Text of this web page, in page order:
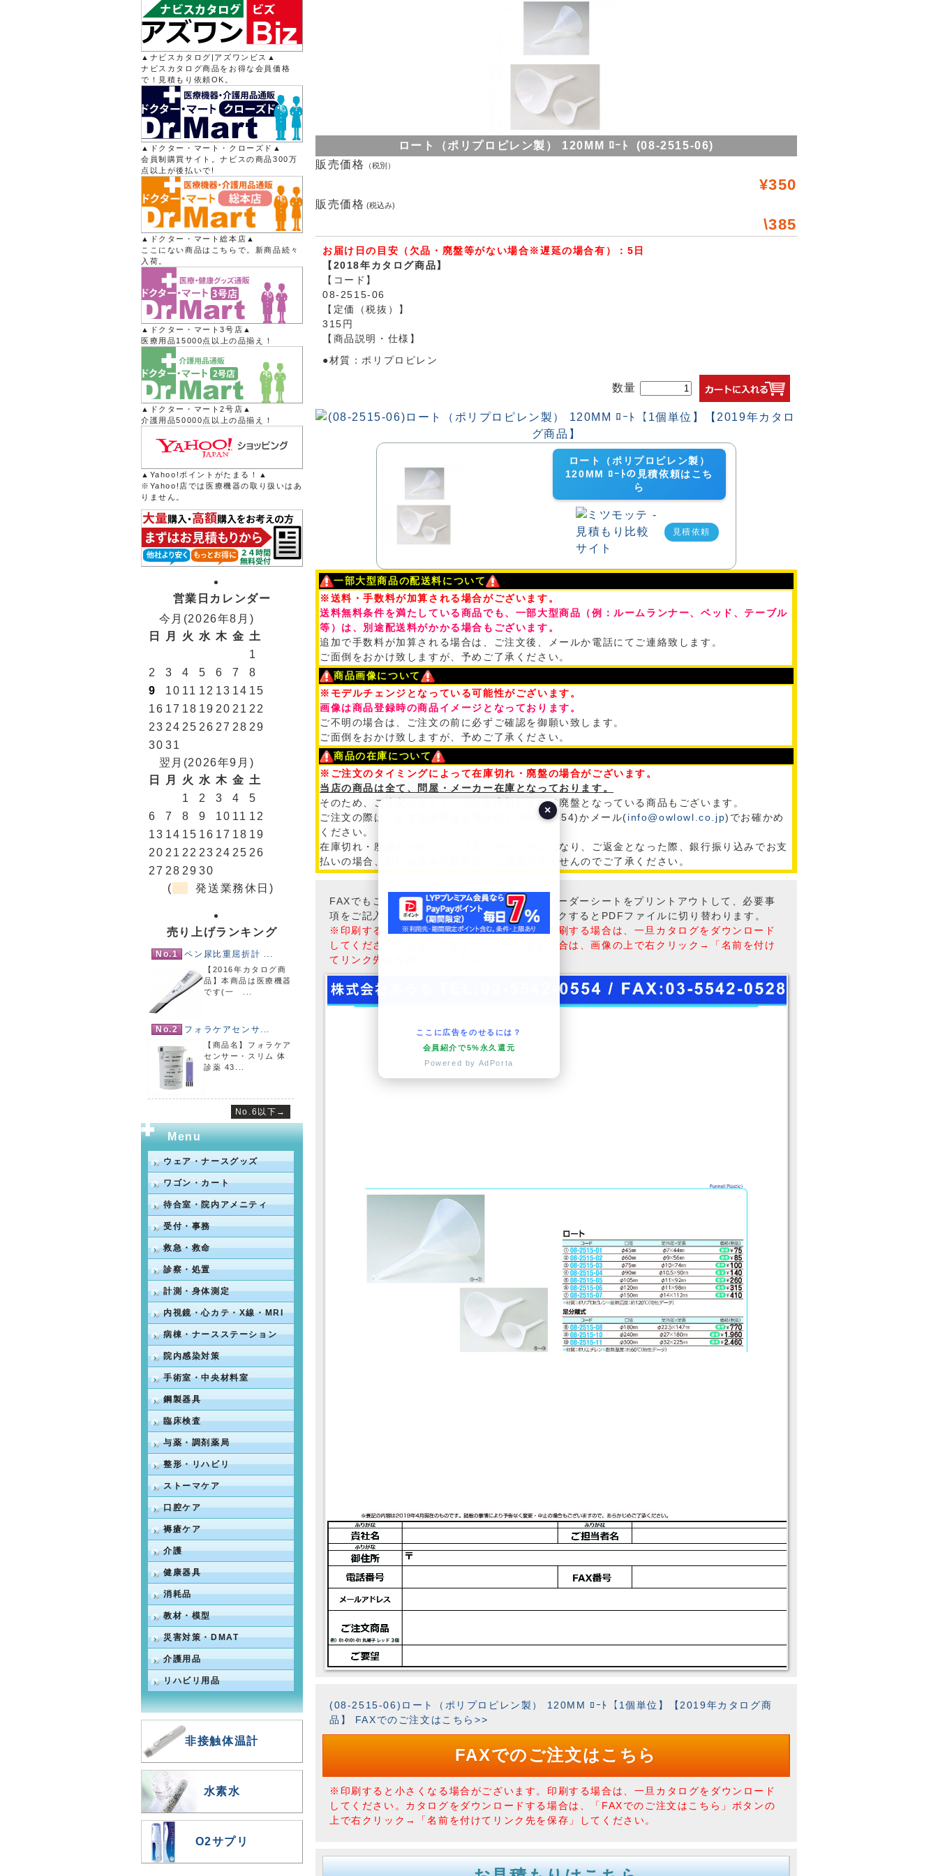
ロート（ポリプロピレン製） 120MM ﾛｰﾄ (08-2515-06)
販売価格
（税別）
¥350
販売価格 (税込み)
\385
お届け日の目安（欠品・廃盤等がない場合※遅延の場合有）：5日
【2018年カタログ商品】
【コード】
08-2515-06
【定価（税抜）】
315円
【商品説明・仕様】
●材質：ポリプロピレン
数量
ロート（ポリプロピレン製）
120MM ﾛｰﾄの見積依頼はこち
ら
見積依頼
一部大型商品の配送料について
※送料・手数料が加算される場合がございます。
送料無料条件を満たしている商品でも、一部大型商品（例：ルームランナー、ベッド、テーブル
等）は、別途配送料がかかる場合もございます。
追加で手数料が加算される場合は、ご注文後、メールか電話にてご連絡致します。
ご面倒をおかけ致しますが、予めご了承ください。
商品画像について
※モデルチェンジとなっている可能性がございます。
画像は商品登録時の商品イメージとなっております。
ご不明の場合は、ご注文の前に必ずご確認を御願い致します。
ご面倒をおかけ致しますが、予めご了承ください。
商品の在庫について
※ご注文のタイミングによって在庫切れ・廃盤の場合がございます。
当店の商品は全て、問屋・メーカー在庫となっております。
そのため、ご注文のタイミングで在庫切れまたは廃盤となっている商品もございます。
ご注文の際は、必ず在庫状況を電話(03-5542-0554)かメール(info@owlowl.co.jp)でお確かめ
ください。
在庫切れ・廃盤のために、ご注文がキャンセルになり、ご返金となった際、銀行振り込みでお支
払いの場合、銀行振込み手数料は、ご返金できませんのでご了承ください。
FAXでもご注文も承っております。こちらのオーダーシートをプリントアウトして、必要事
項をご記入の上、FAXしてください。※クリックするとPDFファイルに切り替わります。
※印刷すると小さくなる場合がございます。印刷する場合は、一旦カタログをダウンロード
してください。カタログをダウンロードする場合は、画像の上で右クリック→「名前を付け
てリンク先を保存」してください。
(08-2515-06)ロート（ポリプロピレン製） 120MM ﾛｰﾄ【1個単位】【2019年カタログ商
品】 FAXでのご注文はこちら>>
FAXでのご注文はこちら
※印刷すると小さくなる場合がございます。印刷する場合は、一旦カタログをダウンロード
してください。カタログをダウンロードする場合は、「FAXでのご注文はこちら」ボタンの
上で右クリック→「名前を付けてリンク先を保存」してください。
▲ナビスカタログ|アズワンビス▲
ナビスカタログ商品をお得な会員価格
で！見積もり依頼OK。
▲ドクター・マート・クローズド▲
会員制購買サイト。ナビスの商品300万
点以上が後払いで!
▲ドクター・マート総本店▲
ここにない商品はこちらで。新商品続々
入荷。
▲ドクター・マート3号店▲
医療用品15000点以上の品揃え！
▲ドクター・マート2号店▲
介護用品50000点以上の品揃え！
▲Yahoo!ポイントがたまる！▲
※Yahoo!店では医療機器の取り扱いはあ
りません。
営業日カレンダー
今月(2026年8月)
日
月 火 水 木 金 土
1
2
3 4 5 6 7
8
9
10 11 12 13 14 15
16 17 18 19 20 21 22
23 24 25 26 27 28 29
30 31
翌月(2026年9月)
日
月 火 水 木 金 土
1
2 3 4
5
6
7 8 9 10 11 12
13 14 15 16 17 18 19
20 21 22 23 24 25 26
27 28 29 30
(
発送業務休日)
売り上げランキング
No.1 ペン尿比重屈折計 ...
【2016年カタログ商
品】本商品は医療機器
です(一 ...
No.2 フォラケアセンサ...
【商品名】フォラケア
センサー・スリム 体
診薬 43...
No.6以下→
Menu
ウェア・ナースグッズ
ワゴン・カート
待合室・院内アメニティ
受付・事務
救急・救命
診察・処置
計測・身体測定
内視鏡・心カテ・X線・MRI
病棟・ナースステーション
院内感染対策
手術室・中央材料室
鋼製器具
臨床検査
与薬・調剤薬局
整形・リハビリ
ストーマケア
口腔ケア
褥瘡ケア
介護
健康器具
消耗品
教材・模型
災害対策・DMAT
介護用品
リハビリ用品
非接触体温計
水素水
O2サプリ
ここに広告をのせるには？
会員紹介で5%永久還元
Powered by AdPorta
×